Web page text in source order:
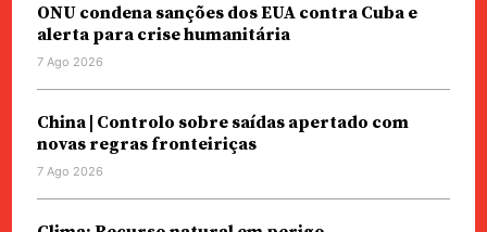
ONU condena sanções dos EUA contra Cuba e
alerta para crise humanitária
7 Ago 2026
China | Controlo sobre saídas apertado com
novas regras fronteiriças
7 Ago 2026